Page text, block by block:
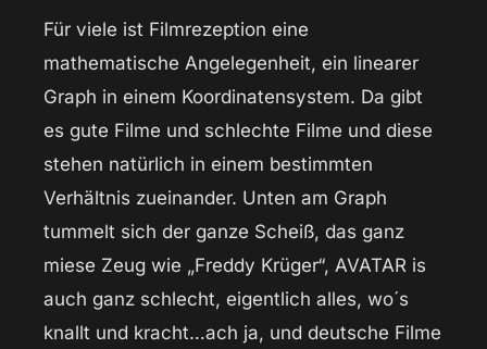
Für viele ist Filmrezeption eine
mathematische Angelegenheit, ein linearer
Graph in einem Koordinatensystem. Da gibt
es gute Filme und schlechte Filme und diese
stehen natürlich in einem bestimmten
Verhältnis zueinander. Unten am Graph
tummelt sich der ganze Scheiß, das ganz
miese Zeug wie „Freddy Krüger“, AVATAR is
auch ganz schlecht, eigentlich alles, wo´s
knallt und kracht…ach ja, und deutsche Filme